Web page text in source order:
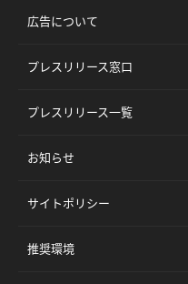
広告について
プレスリリース窓口
プレスリリース一覧
お知らせ
サイトポリシー
推奨環境